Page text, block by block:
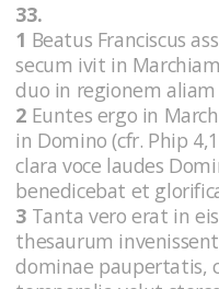
33.
1 Beatus Franciscus
secum ivit in
duo in regionem
2 Euntes ergo in
in Domino (cfr. Phip
clara voce laudes
benedicebat et
3 Tanta vero erat in
thesaurum
dominae paupertatis,